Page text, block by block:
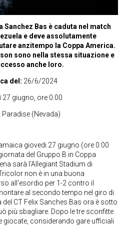
Sanchez Bas è caduta nel match
e deve assolutamente
anzitempo la Coppa America.
sono nella stessa situazione e
anche loro.
del: 26/6/2024
27 giugno, ore 0.00
(Nevada)
giovedi 27 giugno (ore 0:00
del Gruppo B in Coppa
sarà l’Allegiant Stadium di
non è in una buona
all’esordio per 1-2 contro il
al secondo tempo nel giro di
CT Felix Sanches Bas ora è sotto
più sbagliare. Dopo le tre sconfitte
giocate, considerando gare ufficiali